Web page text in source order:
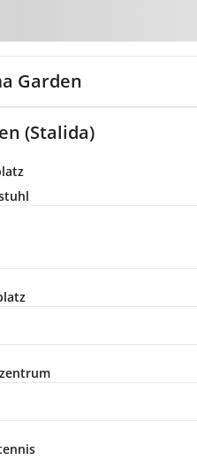
Garden
(Stalida)